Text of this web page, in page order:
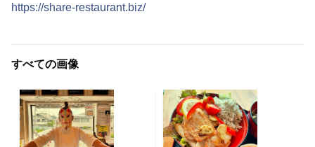
https://share-restaurant.biz/
すべての画像